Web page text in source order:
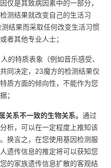
仅是其致病因素中的一部分，
测结果就改变自己的生活习
结果而采取任何改变生活习惯
者其他专业人士；
人的特质表象（例如音乐感受、
同决定，23魔方的检测结果仅
质方面的倾向性，不能作为您
；
关系不一致的生物关系。 通过
析，可以在一定程度上推知该
换言之，在您使用基因检测服
遗传信息的推定将可以获知您
的家族遗传信息扩散的客观结